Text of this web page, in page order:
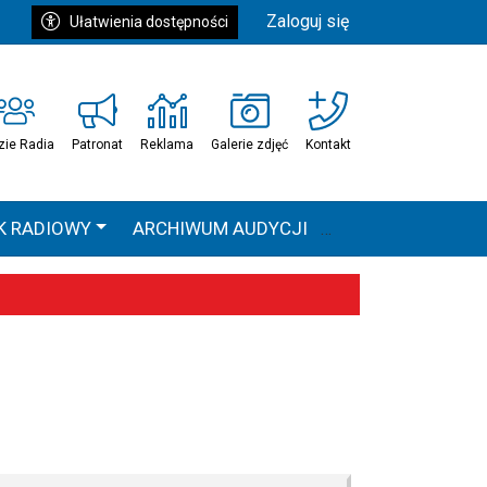
Ułatwienia dostępności Zaloguj się
Radia Patronat Reklama Galerie zdjęć Kontakt
RADIOWY ARCHIWUM AUDYCJI
HEAVEN TOUR